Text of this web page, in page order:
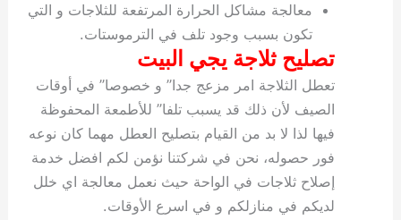
معالجة مشاكل الحرارة المرتفعة للثلاجات و التي
تكون بسبب وجود تلف في الترموستات.
تصليح ثلاجة يجي البيت
تعطل الثلاجة امر مزعج جدا” و خصوصا” في أوقات
الصيف لأن ذلك قد يسبب تلفا” للأطمعة المحفوظة
فيها لذا لا بد من القيام بتصليح العطل مهما كان نوعه
فور حصوله، نحن في شركتنا نؤمن لكم افضل خدمة
إصلاح ثلاجات في الواحة حيث نعمل معالجة اي خلل
لديكم في منازلكم و في اسرع الأوقات.